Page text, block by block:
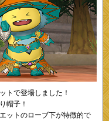
トで登場しました！
帽子！
ットのローブ下が特徴的で